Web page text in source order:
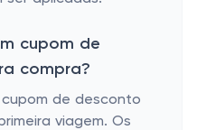
cupom de
compra?
de desconto
viagem. Os